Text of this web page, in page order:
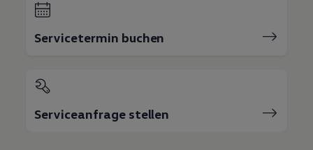
Servicetermin buchen
Serviceanfrage stellen